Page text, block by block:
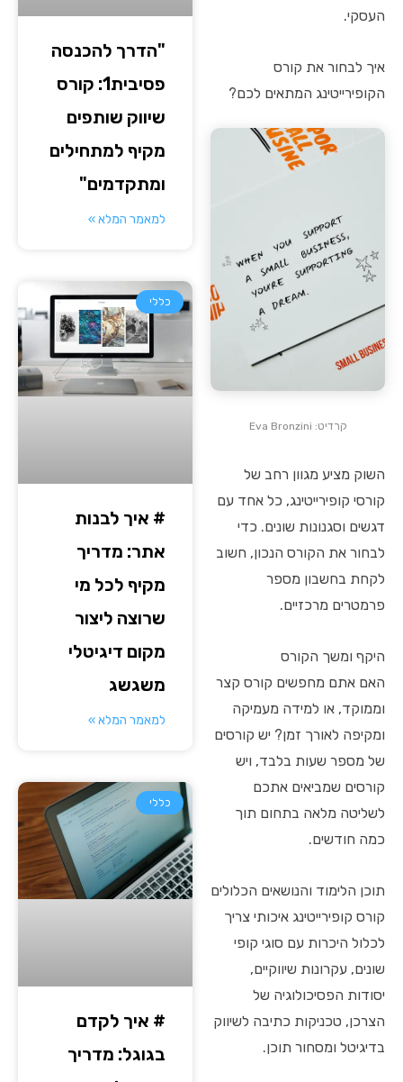
העסקי.
איך לבחור את קורס
הקופירייטינג המתאים לכם?
קרדיט: Eva Bronzini
השוק מציע מגוון רחב של
קורסי קופירייטינג, כל אחד עם
דגשים וסגנונות שונים. כדי
לבחור את הקורס הנכון, חשוב
לקחת בחשבון מספר
פרמטרים מרכזיים.
היקף ומשך הקורס
האם אתם מחפשים קורס קצר
וממוקד, או למידה מעמיקה
ומקיפה לאורך זמן? יש קורסים
של מספר שעות בלבד, ויש
קורסים שמביאים אתכם
לשליטה מלאה בתחום תוך
כמה חודשים.
תוכן הלימוד והנושאים הכלולים
קורס קופירייטינג איכותי צריך
לכלול היכרות עם סוגי קופי
שונים, עקרונות שיווקיים,
יסודות הפסיכולוגיה של
הצרכן, טכניקות כתיבה לשיווק
בדיגיטל ומסחור תוכן.
"הדרך להכנסה
פסיבית1: קורס
שיווק שותפים
מקיף למתחילים
ומתקדמים"
למאמר המלא »
כללי
# איך לבנות
אתר: מדריך
מקיף לכל מי
שרוצה ליצור
מקום דיגיטלי
משגשג
למאמר המלא »
כללי
# איך לקדם
בגוגל: מדריך